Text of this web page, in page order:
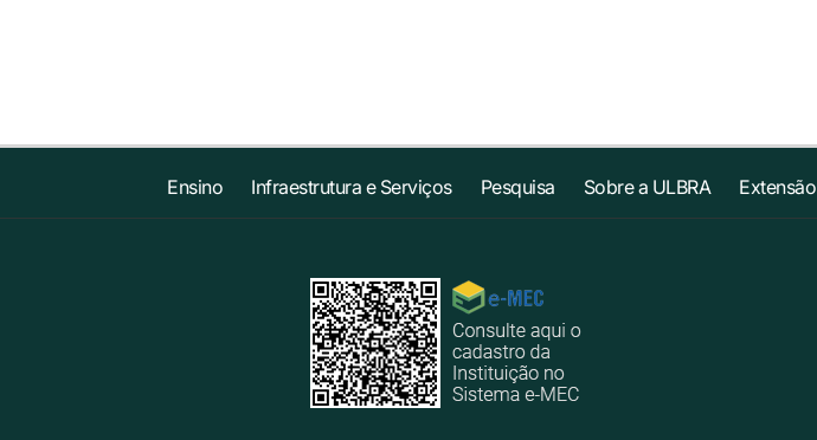
Ensino Infraestrutura e Serviços Pesquisa Sobre a ULBRA Extensão